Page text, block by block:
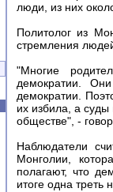
люди, из них
Политолог из
стремления
"Многие
демократии.
демократии.
их избила, а
обществе", -
Наблюдатели
Монголии,
полагают, что
итоге одна треть